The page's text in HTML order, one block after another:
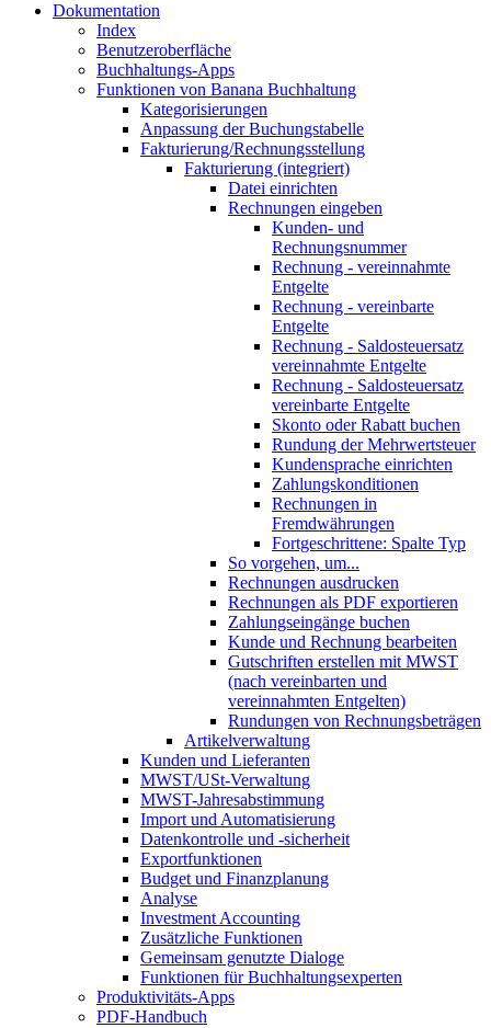
Dokumentation
Index
Benutzeroberfläche
Buchhaltungs-Apps
Funktionen von Banana Buchhaltung
Kategorisierungen
Anpassung der Buchungstabelle
Fakturierung/Rechnungsstellung
Fakturierung (integriert)
Datei einrichten
Rechnungen eingeben
Kunden- und
Rechnungsnummer
Rechnung - vereinnahmte
Entgelte
Rechnung - vereinbarte
Entgelte
Rechnung - Saldosteuersatz
vereinnahmte Entgelte
Rechnung - Saldosteuersatz
vereinbarte Entgelte
Skonto oder Rabatt buchen
Rundung der Mehrwertsteuer
Kundensprache einrichten
Zahlungskonditionen
Rechnungen in
Fremdwährungen
Fortgeschrittene: Spalte Typ
So vorgehen, um...
Rechnungen ausdrucken
Rechnungen als PDF exportieren
Zahlungseingänge buchen
Kunde und Rechnung bearbeiten
Gutschriften erstellen mit MWST
(nach vereinbarten und
vereinnahmten Entgelten)
Rundungen von Rechnungsbeträgen
Artikelverwaltung
Kunden und Lieferanten
MWST/USt-Verwaltung
MWST-Jahresabstimmung
Import und Automatisierung
Datenkontrolle und -sicherheit
Exportfunktionen
Budget und Finanzplanung
Analyse
Investment Accounting
Zusätzliche Funktionen
Gemeinsam genutzte Dialoge
Funktionen für Buchhaltungsexperten
Produktivitäts-Apps
PDF-Handbuch